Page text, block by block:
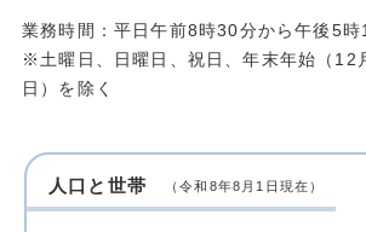
業務時間：平日午前8時30分から午後5時
※土曜日、日曜日、祝日、年末年始（12
日）を除く
人口と世帯 （令和8年8月1日現在）